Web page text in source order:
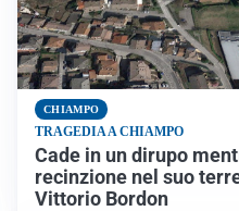
CHIAMPO
TRAGEDIA A CHIAMPO
Cade in un dirupo
recinzione nel suo
Vittorio Bordon